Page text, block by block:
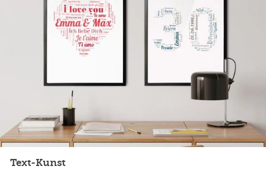
Text-Kunst